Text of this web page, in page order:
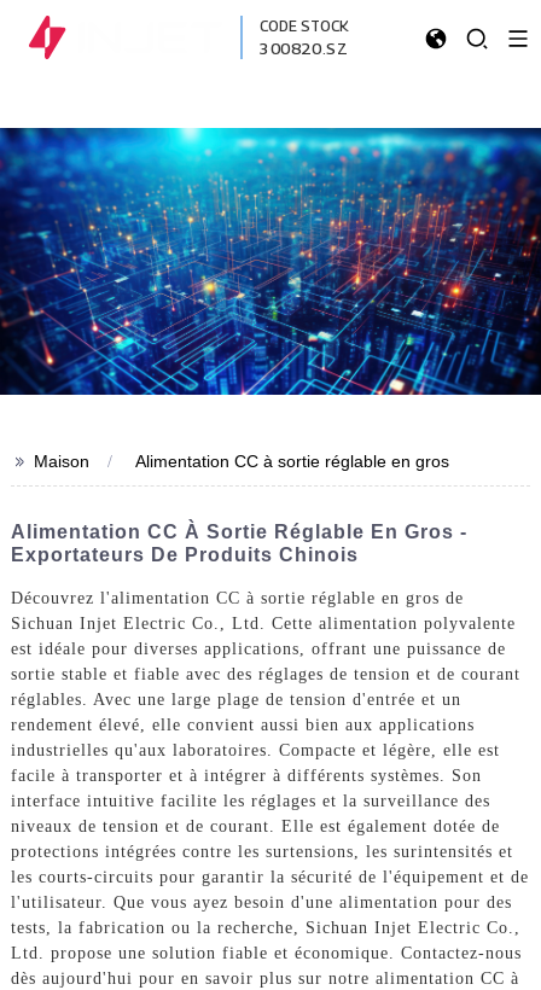
CODE STOCK
300820.SZ
>> Maison Alimentation CC à sortie réglable en gros
Alimentation CC À Sortie Réglable En Gros -
Exportateurs De Produits Chinois
Découvrez l'alimentation CC à sortie réglable en gros de
Sichuan Injet Electric Co., Ltd. Cette alimentation polyvalente
est idéale pour diverses applications, offrant une puissance de
sortie stable et fiable avec des réglages de tension et de courant
réglables. Avec une large plage de tension d'entrée et un
rendement élevé, elle convient aussi bien aux applications
industrielles qu'aux laboratoires. Compacte et légère, elle est
facile à transporter et à intégrer à différents systèmes. Son
interface intuitive facilite les réglages et la surveillance des
niveaux de tension et de courant. Elle est également dotée de
protections intégrées contre les surtensions, les surintensités et
les courts-circuits pour garantir la sécurité de l'équipement et de
l'utilisateur. Que vous ayez besoin d'une alimentation pour des
tests, la fabrication ou la recherche, Sichuan Injet Electric Co.,
Ltd. propose une solution fiable et économique. Contactez-nous
dès aujourd'hui pour en savoir plus sur notre alimentation CC à